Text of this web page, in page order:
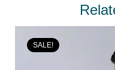
SALE!